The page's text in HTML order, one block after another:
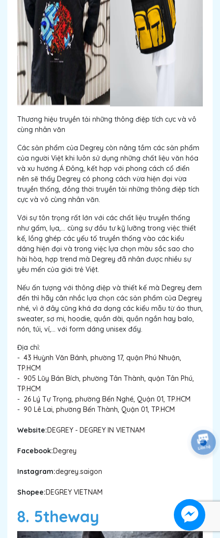
Thương hiệu truyền tải những thông điệp tích cực và vô
cùng nhân văn
Các sản phẩm của Degrey còn nâng tầm các sản phẩm
của người Việt khi luôn sử dụng những chất liệu văn hóa
và xu hướng Á Đông, kết hợp với phong cách cổ điển
nên sẽ thấy Degrey có phong cách vừa hiện đại vừa
truyền thống, đồng thời truyền tải những thông điệp tích
cực và vô cùng nhân văn.
Với sự tôn trọng rất lớn với các chất liệu truyền thống
như gấm, lụa,... cùng sự đầu tư kỹ lưỡng trong việc thiết
kế, lồng ghép các yếu tố truyền thống vào các kiểu
dáng hiện đại và trong việc lựa chọn màu sắc sao cho
hài hòa, hợp trend mà Degrey đã nhân được nhiều sự
yêu mến của giới trẻ Việt.
Nếu ấn tượng với thông điệp và thiết kế mà Degrey đem
đến thì hãy cân nhắc lựa chọn các sản phẩm của Degrey
nhé, vì ở đây cũng khá đa dạng các kiểu mẫu từ áo thun,
sweater, sơ mi, hoodie, quần dài, quần ngắn hay balo,
nón, túi, ví,... với form dáng unisex đấy.
Địa chỉ:
- 43 Huỳnh Văn Bánh, phường 17, quận Phú Nhuận,
TP.HCM
- 905 Lũy Bán Bích, phường Tân Thành, quận Tân Phú,
TP.HCM
- 26 Lý Tự Trọng, phường Bến Nghé, Quận 01, TP.HCM
- 90 Lê Lai, phường Bến Thành, Quận 01, TP.HCM
Website:DEGREY - DEGREY IN VIETNAM
Facebook:Degrey
Instagram:degrey.saigon
Shopee:DEGREY VIETNAM
8. 5theway